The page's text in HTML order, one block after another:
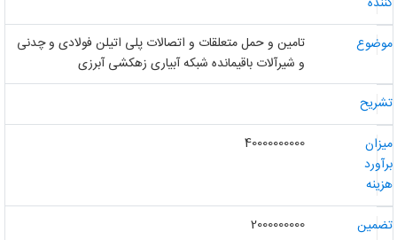
تامین و حمل متعلقات و اتصالات پلی اتیلن فولادی و چدنی
و شیرآلات باقیمانده شبکه آبیاری زهکشی آبرزی
40000000000
2000000000